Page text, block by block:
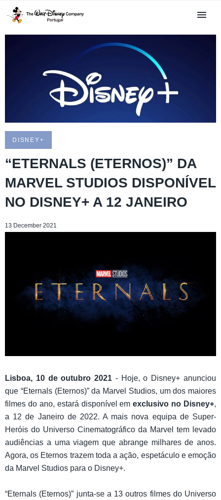
DISNEY+
“ETERNALS (ETERNOS)” DA
MARVEL STUDIOS DISPONÍVEL
NO DISNEY+ A 12 JANEIRO
13 December 2021
Lisboa, 10 de outubro 2021 - Hoje, o Disney+ anunciou
que “Eternals (Eternos)” da Marvel Studios, um dos maiores
filmes do ano, estará disponível emexclusivo no Disney+,
a 12 de Janeiro de 2022. A mais nova equipa de Super-
Heróis do Universo Cinematográfico da Marvel tem levado
audiências a uma viagem que abrange milhares de anos.
Agora, os Eternos trazem toda a ação, espetáculo e emoção
da Marvel Studios para o Disney+.
“Eternals (Eternos)” junta-se a 13 outros filmes do Universo